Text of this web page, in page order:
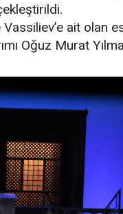
ait olan
Oğuz Murat